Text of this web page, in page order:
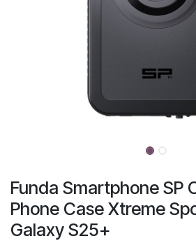
Funda Smartphone SP
Phone Case Xtreme
Galaxy S25+